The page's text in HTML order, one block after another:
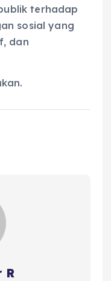
terhadap
sosial yang
dan
R